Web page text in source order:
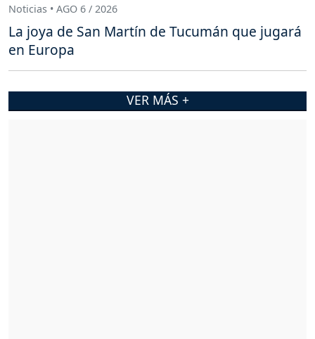
Noticias • AGO 6 / 2026
La joya de San Martín de Tucumán que jugará
en Europa
VER MÁS +